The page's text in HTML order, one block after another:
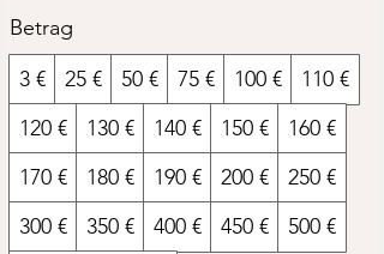
Betrag
3 €
25 € 50 € 75 € 100 €
110 €
120 €
130 € 140 € 150 €
160 €
170 €
180 € 190 € 200 €
250 €
300 €
350 € 400 € 450 €
500 €